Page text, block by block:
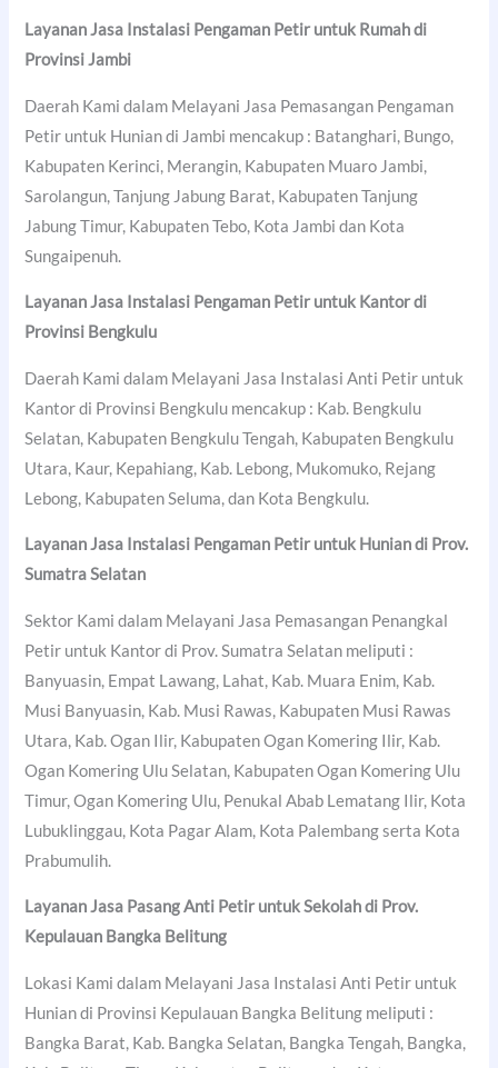
Layanan Jasa Instalasi Pengaman Petir untuk Rumah di
Provinsi Jambi
Daerah Kami dalam Melayani Jasa Pemasangan Pengaman
Petir untuk Hunian di Jambi mencakup : Batanghari, Bungo,
Kabupaten Kerinci, Merangin, Kabupaten Muaro Jambi,
Sarolangun, Tanjung Jabung Barat, Kabupaten Tanjung
Jabung Timur, Kabupaten Tebo, Kota Jambi dan Kota
Sungaipenuh.
Layanan Jasa Instalasi Pengaman Petir untuk Kantor di
Provinsi Bengkulu
Daerah Kami dalam Melayani Jasa Instalasi Anti Petir untuk
Kantor di Provinsi Bengkulu mencakup : Kab. Bengkulu
Selatan, Kabupaten Bengkulu Tengah, Kabupaten Bengkulu
Utara, Kaur, Kepahiang, Kab. Lebong, Mukomuko, Rejang
Lebong, Kabupaten Seluma, dan Kota Bengkulu.
Layanan Jasa Instalasi Pengaman Petir untuk Hunian di Prov.
Sumatra Selatan
Sektor Kami dalam Melayani Jasa Pemasangan Penangkal
Petir untuk Kantor di Prov. Sumatra Selatan meliputi :
Banyuasin, Empat Lawang, Lahat, Kab. Muara Enim, Kab.
Musi Banyuasin, Kab. Musi Rawas, Kabupaten Musi Rawas
Utara, Kab. Ogan Ilir, Kabupaten Ogan Komering Ilir, Kab.
Ogan Komering Ulu Selatan, Kabupaten Ogan Komering Ulu
Timur, Ogan Komering Ulu, Penukal Abab Lematang Ilir, Kota
Lubuklinggau, Kota Pagar Alam, Kota Palembang serta Kota
Prabumulih.
Layanan Jasa Pasang Anti Petir untuk Sekolah di Prov.
Kepulauan Bangka Belitung
Lokasi Kami dalam Melayani Jasa Instalasi Anti Petir untuk
Hunian di Provinsi Kepulauan Bangka Belitung meliputi :
Bangka Barat, Kab. Bangka Selatan, Bangka Tengah, Bangka,